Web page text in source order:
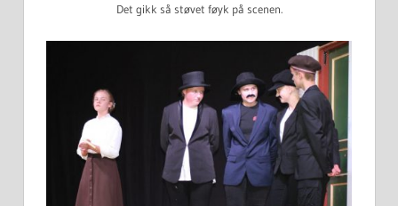
Det gikk så støvet føyk på scenen.